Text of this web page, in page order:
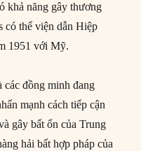
khả năng gây thương
có thể viện dẫn Hiệp
1951 với Mỹ.
đồng minh đang
mạnh cách tiếp cận
gây bất ổn của Trung
hải bất hợp pháp của